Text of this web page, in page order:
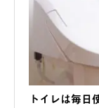
トイレは毎日